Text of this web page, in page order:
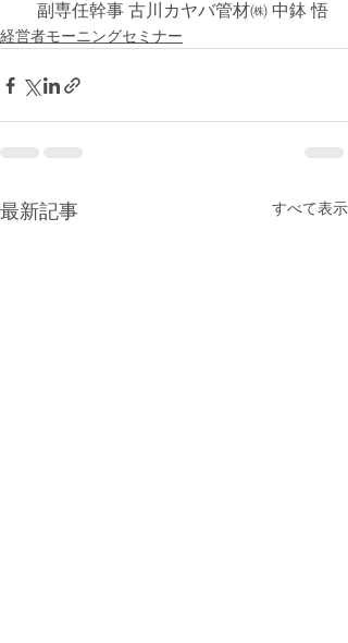
副専任幹事 古川カヤバ管材㈱ 中鉢 悟
経営者モーニングセミナー
最新記事 すべて表示